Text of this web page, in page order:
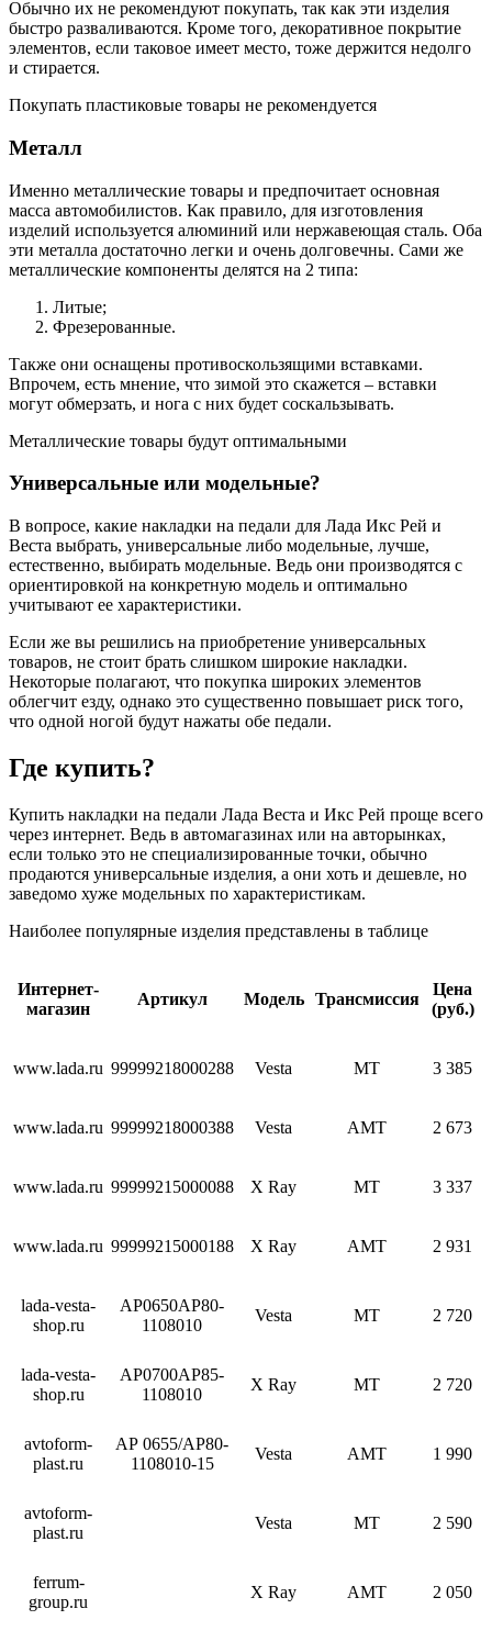
Обычно их не рекомендуют покупать, так как эти изделия
быстро разваливаются. Кроме того, декоративное покрытие
элементов, если таковое имеет место, тоже держится недолго
и стирается.
Покупать пластиковые товары не рекомендуется
Металл
Именно металлические товары и предпочитает основная
масса автомобилистов. Как правило, для изготовления
изделий используется алюминий или нержавеющая сталь. Оба
эти металла достаточно легки и очень долговечны. Сами же
металлические компоненты делятся на 2 типа:
Литые;
Фрезерованные.
Также они оснащены противоскользящими вставками.
Впрочем, есть мнение, что зимой это скажется – вставки
могут обмерзать, и нога с них будет соскальзывать.
Металлические товары будут оптимальными
Универсальные или модельные?
В вопросе, какие накладки на педали для Лада Икс Рей и
Веста выбрать, универсальные либо модельные, лучше,
естественно, выбирать модельные. Ведь они производятся с
ориентировкой на конкретную модель и оптимально
учитывают ее характеристики.
Если же вы решились на приобретение универсальных
товаров, не стоит брать слишком широкие накладки.
Некоторые полагают, что покупка широких элементов
облегчит езду, однако это существенно повышает риск того,
что одной ногой будут нажаты обе педали.
Где купить?
Купить накладки на педали Лада Веста и Икс Рей проще всего
через интернет. Ведь в автомагазинах или на авторынках,
если только это не специализированные точки, обычно
продаются универсальные изделия, а они хоть и дешевле, но
заведомо хуже модельных по характеристикам.
Наиболее популярные изделия представлены в таблице
Интернет-
магазин
Артикул Модель Трансмиссия
Цена
(руб.)
www.lada.ru 99999218000288 Vesta МТ 3 385
www.lada.ru 99999218000388 Vesta АМТ 2 673
www.lada.ru 99999215000088 X Ray МТ 3 337
www.lada.ru 99999215000188 X Ray АМТ 2 931
lada-vesta-
shop.ru
АР0650АР80-
1108010
Vesta МТ 2 720
lada-vesta-
shop.ru
АР0700АР85-
1108010
X Ray МТ 2 720
avtoform-
plast.ru
АР 0655/АР80-
1108010-15
Vesta АМТ 1 990
avtoform-
plast.ru
Vesta МТ 2 590
ferrum-
group.ru
X Ray АМТ 2 050